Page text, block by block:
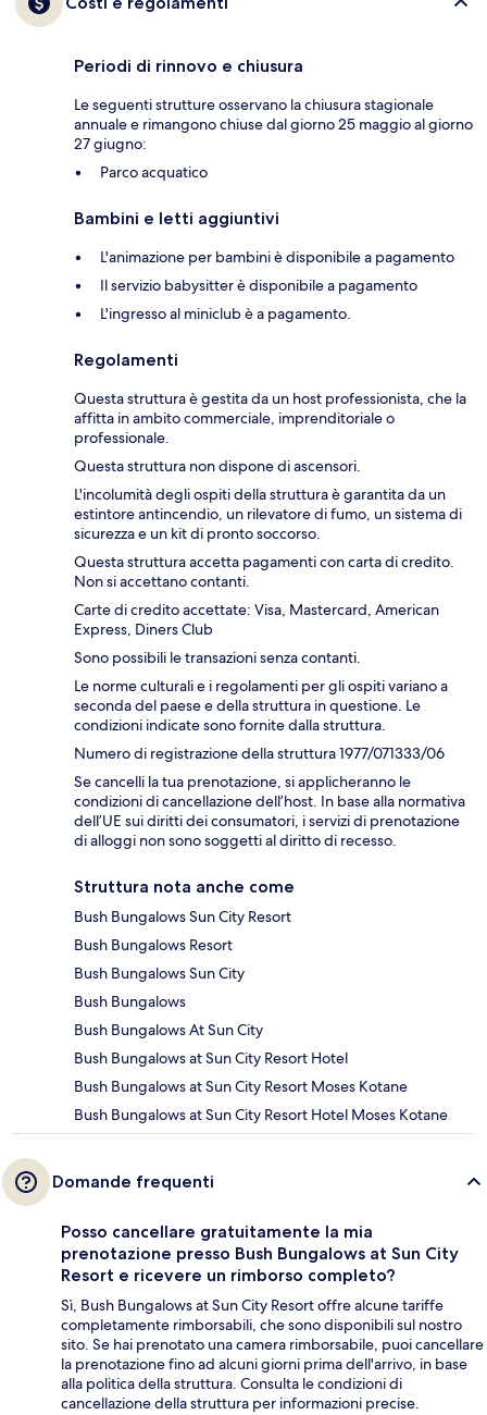
Periodi di rinnovo e chiusura
Le seguenti strutture osservano la chiusura stagionale
annuale e rimangono chiuse dal giorno 25 maggio al giorno
27 giugno:
Parco acquatico
Bambini e letti aggiuntivi
L'animazione per bambini è disponibile a pagamento
Il servizio babysitter è disponibile a pagamento
L'ingresso al miniclub è a pagamento.
Regolamenti
Questa struttura è gestita da un host professionista, che la
affitta in ambito commerciale, imprenditoriale o
professionale.
Questa struttura non dispone di ascensori.
L'incolumità degli ospiti della struttura è garantita da un
estintore antincendio, un rilevatore di fumo, un sistema di
sicurezza e un kit di pronto soccorso.
Questa struttura accetta pagamenti con carta di credito.
Non si accettano contanti.
Carte di credito accettate: Visa, Mastercard, American
Express, Diners Club
Sono possibili le transazioni senza contanti.
Le norme culturali e i regolamenti per gli ospiti variano a
seconda del paese e della struttura in questione. Le
condizioni indicate sono fornite dalla struttura.
Numero di registrazione della struttura 1977/071333/06
Se cancelli la tua prenotazione, si applicheranno le
condizioni di cancellazione dell’host. In base alla normativa
dell’UE sui diritti dei consumatori, i servizi di prenotazione
di alloggi non sono soggetti al diritto di recesso.
Struttura nota anche come
Bush Bungalows Sun City Resort
Bush Bungalows Resort
Bush Bungalows Sun City
Bush Bungalows
Bush Bungalows At Sun City
Bush Bungalows at Sun City Resort Hotel
Bush Bungalows at Sun City Resort Moses Kotane
Bush Bungalows at Sun City Resort Hotel Moses Kotane
Domande frequenti
Posso cancellare gratuitamente la mia
prenotazione presso Bush Bungalows at Sun City
Resort e ricevere un rimborso completo?
Sì, Bush Bungalows at Sun City Resort offre alcune tariffe
completamente rimborsabili, che sono disponibili sul nostro
sito. Se hai prenotato una camera rimborsabile, puoi cancellare
la prenotazione fino ad alcuni giorni prima dell'arrivo, in base
alla politica della struttura. Consulta le condizioni di
cancellazione della struttura per informazioni precise.